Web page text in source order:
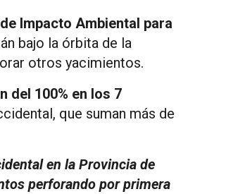
Impacto Ambiental para
bajo la órbita de la
otros yacimientos.
del 100% en los 7
que suman más de
en la Provincia de
perforando por primera